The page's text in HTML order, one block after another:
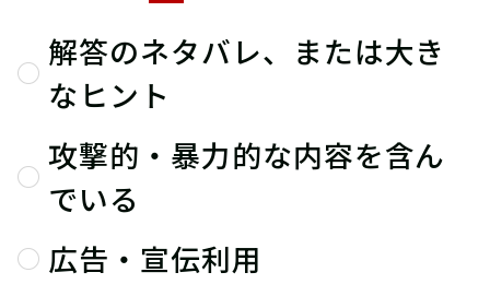
解答のネタバレ、または大き
なヒント
攻撃的・暴力的な内容を含ん
でいる
広告・宣伝利用